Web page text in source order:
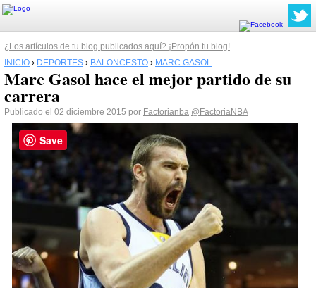
¿Los artículos de tu blog publicados aquí? ¡Propón tu blog!
INICIO › DEPORTES › BALONCESTO › MARC GASOL
Marc Gasol hace el mejor partido de su
carrera
Publicado el 02 diciembre 2015 por Factorianba @FactoriaNBA
Save